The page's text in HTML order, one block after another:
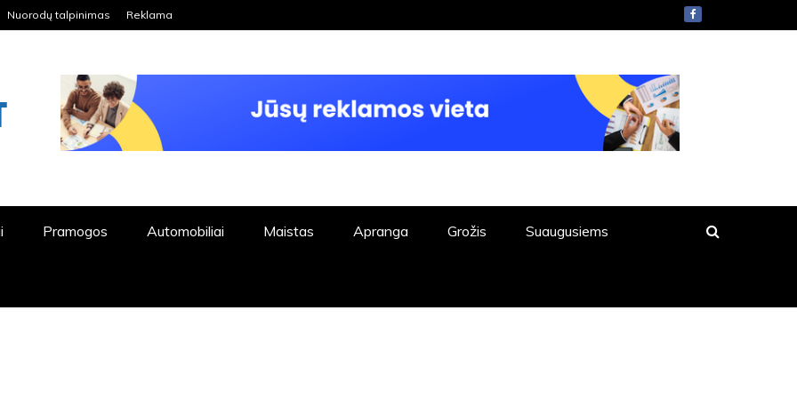
Nuorodų talpinimas Reklama
Pramogos Automobiliai Maistas Apranga Grožis Suaugusiems